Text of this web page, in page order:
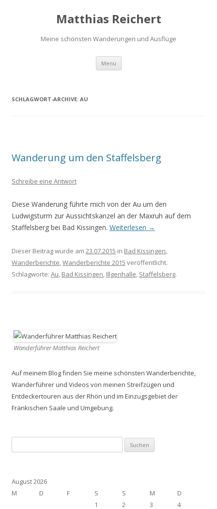
Matthias Reichert
Meine schönsten Wanderungen und Ausflüge
Menü Zum
springen
SCHLAGWORT-ARCHIVE: AU
Wanderung um den Staffelsberg
Schreibe eine Antwort
Diese Wanderung führte mich von der Au um den
Ludwigsturm zur Aussichtskanzel an der Maxruh auf dem
Staffelsberg bei Bad Kissingen. Weiterlesen →
Dieser Beitrag wurde am 23.07.2015 in Bad Kissingen,
Wanderberichte,Wanderberichte 2015 veröffentlicht.
Schlagworte: Au, Bad Kissingen, Illgenhalle, Staffelsberg.
Wanderführer Matthias Reichert
Auf meinem Blog finden Sie meine schönsten Wanderberichte,
Wanderführer und Videos von meinen Streifzügen und
Entdeckertouren aus der Rhön und im Einzugsgebiet der
Fränkischen Saale und Umgebung.
nach:
August 2026
M
D F S S M
D
1
2 3
4